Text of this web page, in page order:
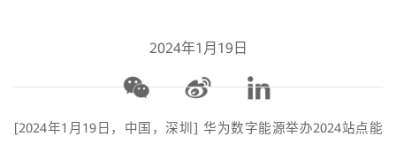
2024年1月19日
[2024年1月19日，中国，深圳] 华为数字能源举办2024站点能